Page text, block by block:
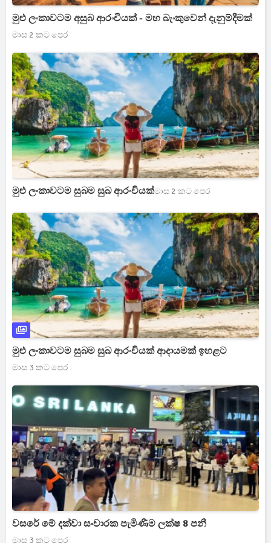
මුළු ලංකාවටම අසුබ ආරංචියක් - මහ බැංකුවෙන් දැනුම්දීමක්
මාස 2 කට පෙර
මුළු ලංකාවටම සුබම සුබ ආරංචියක්මාස 2 කට පෙර
මුළු ලංකාවටම සුබම සුබ ආරංචියක් ආදායමක් ඉහළට
මාස 3 කට පෙර
වසරේ මේ දක්වා සංචාරක පැමිණීම ලක්ෂ 8 පනී
මාස 3 කට පෙර